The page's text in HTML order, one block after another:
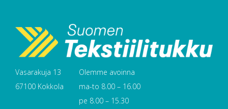
Vasarakuja 13
67100 Kokkola
Olemme avoinna
ma-to 8.00 – 16.00
pe 8.00 – 15.30